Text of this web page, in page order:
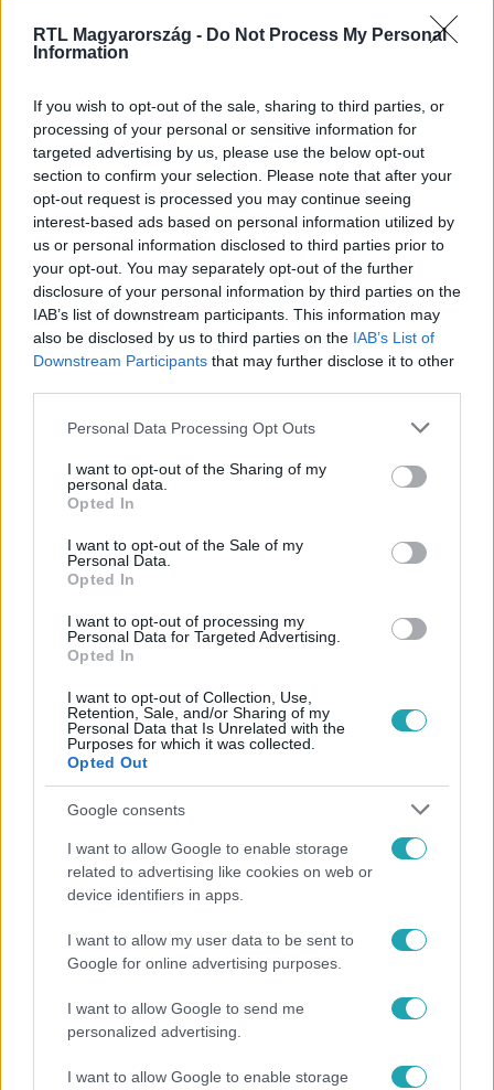
RTL Magyarország - Do Not Process My Personal
Information
If you wish to opt-out of the sale, sharing to third parties, or
processing of your personal or sensitive information for
targeted advertising by us, please use the below opt-out
section to confirm your selection. Please note that after your
opt-out request is processed you may continue seeing
interest-based ads based on personal information utilized by
us or personal information disclosed to third parties prior to
your opt-out. You may separately opt-out of the further
disclosure of your personal information by third parties on the
IAB’s list of downstream participants. This information may
also be disclosed by us to third parties on the IAB’s List of
Downstream Participants that may further disclose it to other
Please note that this website/app uses one or more Google
not limited to your visit or usage behaviour. You may click to
grant or deny consent to Google and its third-party tags to
use your data for below specified purposes in below Google
consent section.
Personal Data Processing Opt Outs
I want to opt-out of the Sharing of my
personal data.
Opted In
I want to opt-out of the Sale of my
Personal Data.
Opted In
I want to opt-out of processing my
Personal Data for Targeted Advertising.
Opted In
I want to opt-out of Collection, Use,
Retention, Sale, and/or Sharing of my
Personal Data that Is Unrelated with the
Purposes for which it was collected.
Opted Out
Google consents
I want to allow Google to enable storage
related to advertising like cookies on web or
device identifiers in apps.
I want to allow my user data to be sent to
Google for online advertising purposes.
I want to allow Google to send me
personalized advertising.
I want to allow Google to enable storage
Itt állítsd be, hogy az RTL.hu az elsők között
Kövess minket, és értesülj a friss hírekről a
A RENITENS
IDÉZETEK #A RENITENS 2.ÉVAD
Népszerű